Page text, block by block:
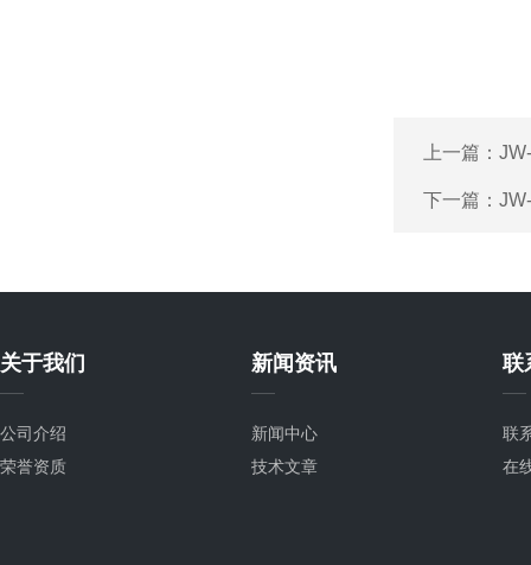
上一篇：
下一篇：
关于我们
公司介绍
荣誉资质
新闻资讯
新闻中心
技术文章
联
联
在